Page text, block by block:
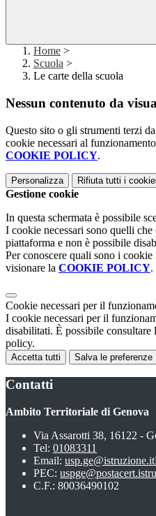
Home >
Scuola >
Le carte della scuola
Nessun contenuto da
Questo sito o gli strumenti terzi
cookie necessari al
COOKIE POLICY.
Personalizza Rifiuta tutti i
Gestione cookie
In questa schermata è possibile
I cookie necessari sono quelli
piattaforma e non è possibile
Per conoscere quali sono i
visionare la COOKIE POLICY.
Cookie necessari per il
I cookie necessari per il
disabilitati. È possibile
policy.
Accetta tutti Salva le preferenze
Contatti
Ambito Territoriale di Genova
Via Assarotti 38, 16122 -
Tel: 01083311
Email: usp.ge@istruzione.it
PEC:
C.F.: 80036490102